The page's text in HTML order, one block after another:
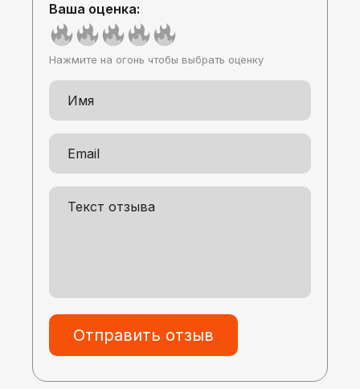
Ваша оценка:
Нажмите на огонь чтобы выбрать оценку
Отправить отзыв